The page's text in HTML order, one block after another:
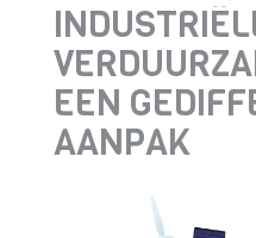
EEN
AANPAK